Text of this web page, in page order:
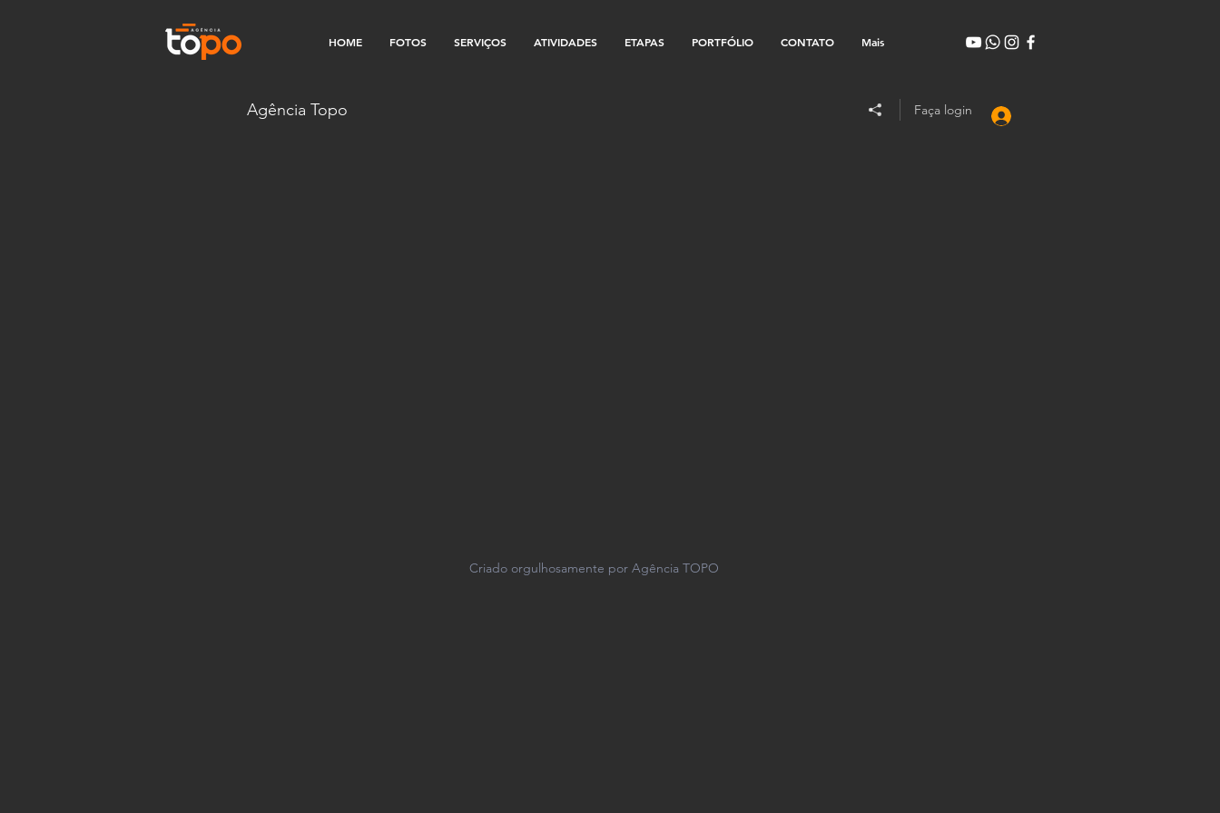
HOME FOTOS SERVIÇOS ATIVIDADES ETAPAS PORTFÓLIO CONTATO Mais
Agência Topo Faça login
Criado orgulhosamente por Agência TOPO